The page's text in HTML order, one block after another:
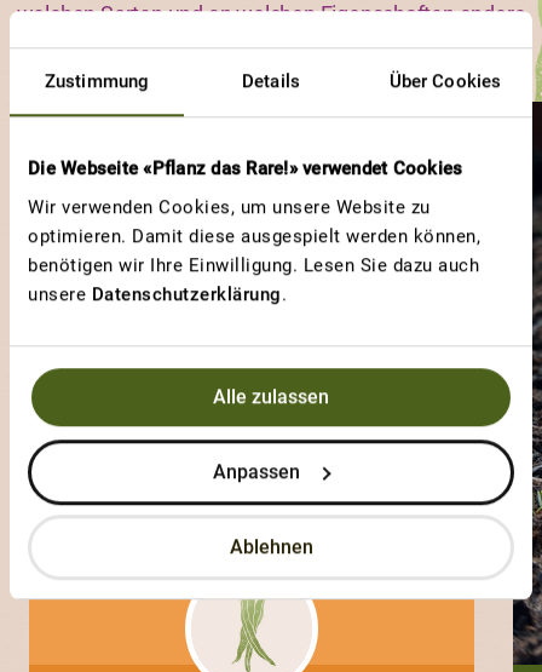
Zustimmung Details Über Cookies
Die Webseite «Pflanz das Rare!» verwendet Cookies
Wir verwenden Cookies, um unsere Website zu
optimieren. Damit diese ausgespielt werden können,
benötigen wir Ihre Einwilligung. Lesen Sie dazu auch
unsere Datenschutzerklärung.
Alle zulassen
Anpassen
Ablehnen
welchen Sorten und an welchen Eigenschaften andere
Gärtnerinnen und Gärtner besonders viel Freude haben.
Hoffmanns Rentita